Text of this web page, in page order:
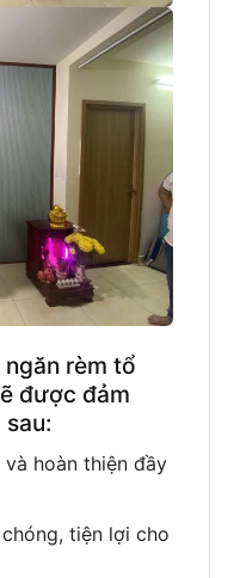
rèm tổ
được đảm
hoàn thiện đầy
tiện lợi cho